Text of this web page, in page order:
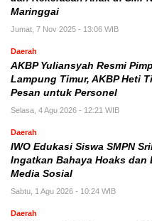
Maringgai
Jumat, 7 Nov 2025 - 13:06 WIB
Daerah
AKBP Yuliansyah Resmi
Lampung Timur, AKBP Heti
Pesan untuk Personel
Selasa, 4 Agu 2026 - 12:21 WIB
Daerah
IWO Edukasi Siswa SMPN
Ingatkan Bahaya Hoaks dan
Media Sosial
Sabtu, 1 Agu 2026 - 10:24 WIB
Daerah